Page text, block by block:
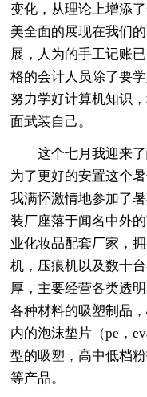
变化，从理论上增添
美全面的展现在我们
展，人为的手工记账
格的会计人员除了要
努力学好计算机知识
面武装自己。
这个七月我迎来
为了更好的安置这个
我满怀激情地参加了
装厂座落于闻名中外
业化妆品配套厂家，
机，压痕机以及数十
厚，主要经营各类透
各种材料的吸塑制品
内的泡沫垫片（pe，
型的吸塑，高中低档
等产品。